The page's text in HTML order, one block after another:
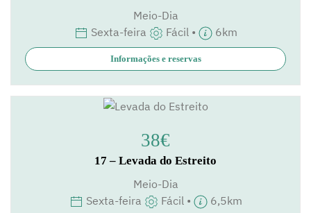
Meio-Dia
Sexta-feira
Fácil • 6km
Informações e reservas
38€
17 – Levada do Estreito
Meio-Dia
Sexta-feira
Fácil • 6,5km